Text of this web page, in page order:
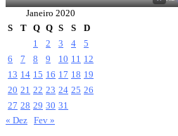
Janeiro 2020
S
T Q Q S S
D
1
2 3 4
5
6
7 8 9 10 11 12
13 14 15 16 17 18 19
20 21 22 23 24 25 26
27 28 29 30 31
« Dez Fev »